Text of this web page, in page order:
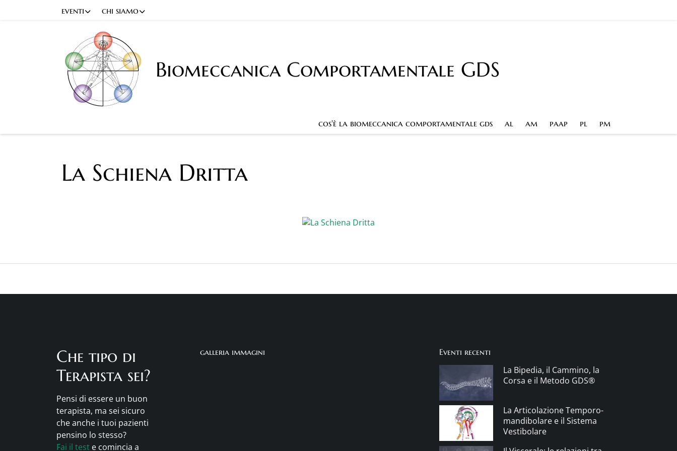
eventi chi siamo
Biomeccanica Comportamentale GDS
cos'è la biomeccanica comportamentale gds al am paap pl pm
La Schiena Dritta
Che tipo di
Terapista sei?
Pensi di essere un buon
terapista, ma sei sicuro
che anche i tuoi pazienti
pensino lo stesso?
Fai il test e comincia a
galleria immagini Eventi recenti
La Bipedia, il Cammino, la
Corsa e il Metodo GDS®
La Articolazione Temporo-
mandibolare e il Sistema
Vestibolare